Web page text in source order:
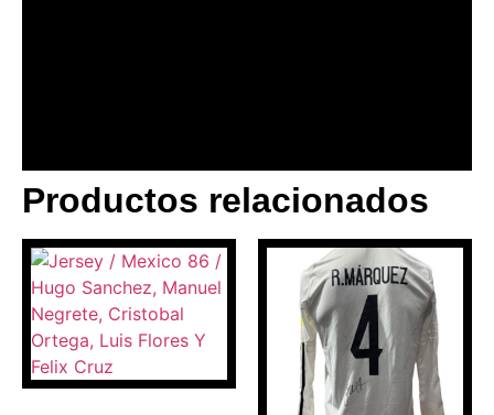
BANNER CON
PROMOCIONES 1
Productos relacionados